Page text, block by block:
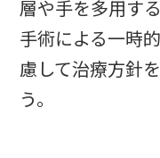
層や手を多用す
手術による一時
慮して治療方針
う。